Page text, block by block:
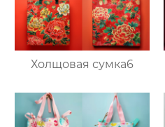
Холщовая сумка6